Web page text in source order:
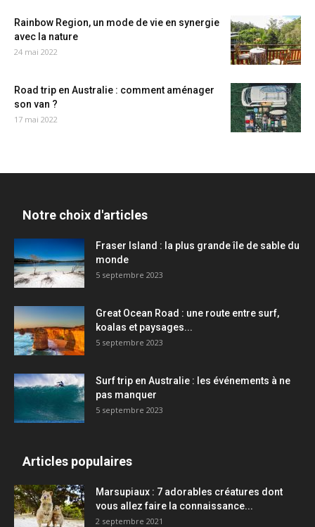
Rainbow Region, un mode de vie en synergie
avec la nature
24 mai 2022
Road trip en Australie : comment aménager
son van ?
17 mai 2022
Notre choix d'articles
Fraser Island : la plus grande île de sable du
monde
5 septembre 2023
Great Ocean Road : une route entre surf,
koalas et paysages...
5 septembre 2023
Surf trip en Australie : les événements à ne
pas manquer
5 septembre 2023
Articles populaires
Marsupiaux : 7 adorables créatures dont
vous allez faire la connaissance...
2 septembre 2021